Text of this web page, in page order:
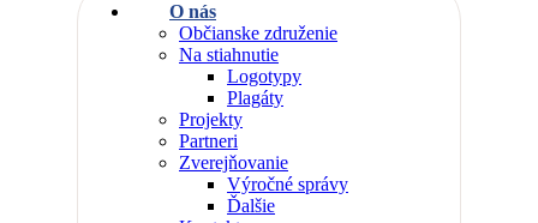
O nás
Občianske združenie
Na stiahnutie
Logotypy
Plagáty
Projekty
Partneri
Zverejňovanie
Výročné správy
Ďalšie